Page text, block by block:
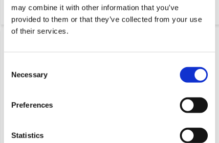
may combine it with other information that you’ve
provided to them or that they’ve collected from your use
of their services.
Selection
Necessary
Preferences
Statistics
Widelec Zestaw obrotowy
blokadą Tłoczone twardej...
Widelec Zestaw stały
Tłoczone twardej stali, pł...
poliamidowe, 150 kg
Kółko obrotowe z hamulcem,
Ø 80 mm, koło poliamidowe,